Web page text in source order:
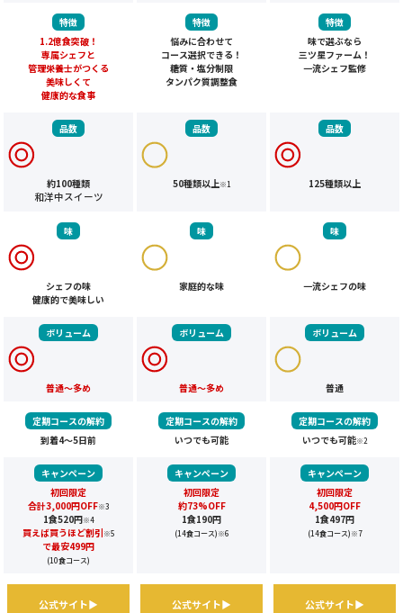
特徴
1.2億食突破！
専属シェフと
管理栄養士がつくる
美味しくて
健康的な食事
特徴
悩みに合わせて
コース選択できる！
糖質・塩分制限
タンパク質調整食
特徴
味で選ぶなら
三ツ星ファーム！
一流シェフ監修
品数
約100種類
和洋中スイーツ
品数
50種類以上※1
品数
125種類以上
味
シェフの味
健康的で美味しい
味
家庭的な味
味
一流シェフの味
ボリューム
普通～多め
ボリューム
普通～多め
ボリューム
普通
定期コースの解約
到着4～5日前
定期コースの解約
いつでも可能
定期コースの解約
いつでも可能※2
キャンペーン
初回限定
合計3,000円OFF※3
1食520円※4
買えば買うほど割引※5
で最安499円
(10食コース)
キャンペーン
初回限定
約73%OFF
1食190円
(14食コース)※6
キャンペーン
初回限定
4,500円OFF
1食497円
(14食コース)※7
公式サイト▶ 公式サイト▶ 公式サイト▶